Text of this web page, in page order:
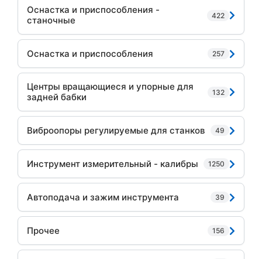
Оснастка и приспособления -
станочные
422
Оснастка и приспособления 257
Центры вращающиеся и упорные для
задней бабки
132
Виброопоры регулируемые для станков 49
Инструмент измерительный - калибры 1250
Автоподача и зажим инструмента 39
Прочее 156